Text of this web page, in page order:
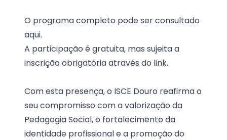
O programa completo pode ser consultado
aqui.
A participação é gratuita, mas sujeita a
inscrição obrigatória através do link.
Com esta presença, o ISCE Douro reafirma o
seu compromisso com a valorização da
Pedagogia Social, o fortalecimento da
identidade profissional e a promoção do